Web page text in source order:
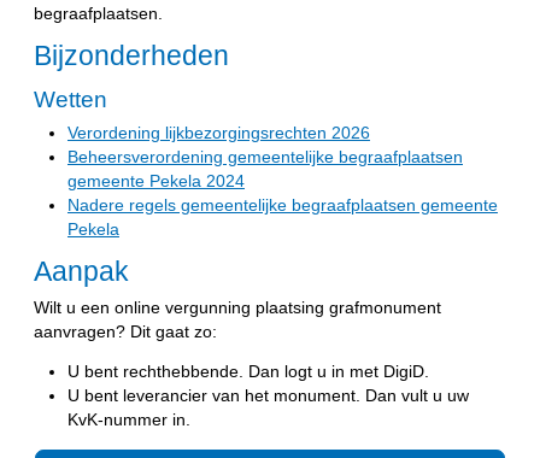
begraafplaatsen.
Bijzonderheden
Wetten
Verordening lijkbezorgingsrechten 2026
Beheersverordening gemeentelijke begraafplaatsen
gemeente Pekela 2024
Nadere regels gemeentelijke begraafplaatsen gemeente
Pekela
Aanpak
Wilt u een online vergunning plaatsing grafmonument
aanvragen? Dit gaat zo:
U bent rechthebbende. Dan logt u in met DigiD.
U bent leverancier van het monument. Dan vult u uw
KvK-nummer in.